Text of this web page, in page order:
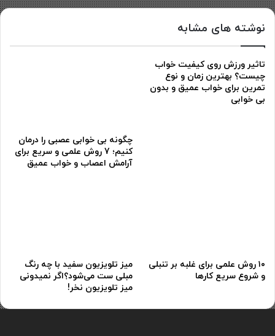
نوشته های مشابه
تاثیر ورزش روی کیفیت خواب
چیست؟ بهترین زمان و نوع
تمرین برای خواب عمیق و بدون
بی خوابی
چگونه بی خوابی عصبی را درمان
کنیم؛ 7 روش علمی و سریع برای
آرامش اعصاب و خواب عمیق
۱۰ روش علمی برای غلبه بر تنبلی
و شروع سریع کارها
میز تلویزیون سفید با چه رنگ
مبلی ست می‌شود؟اگر نمیدونی
میز تلویزیون نخر!